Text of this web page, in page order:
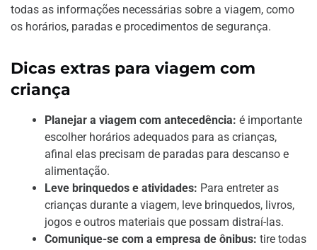
todas as informações necessárias sobre a viagem, como
os horários, paradas e procedimentos de segurança.
Dicas extras para viagem com
criança
Planejar a viagem com antecedência: é importante
escolher horários adequados para as crianças,
afinal elas precisam de paradas para descanso e
alimentação.
Leve brinquedos e atividades: Para entreter as
crianças durante a viagem, leve brinquedos, livros,
jogos e outros materiais que possam distraí-las.
Comunique-se com a empresa de ônibus: tire todas